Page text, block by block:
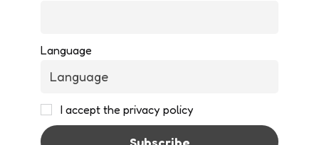
Language
I accept the privacy policy